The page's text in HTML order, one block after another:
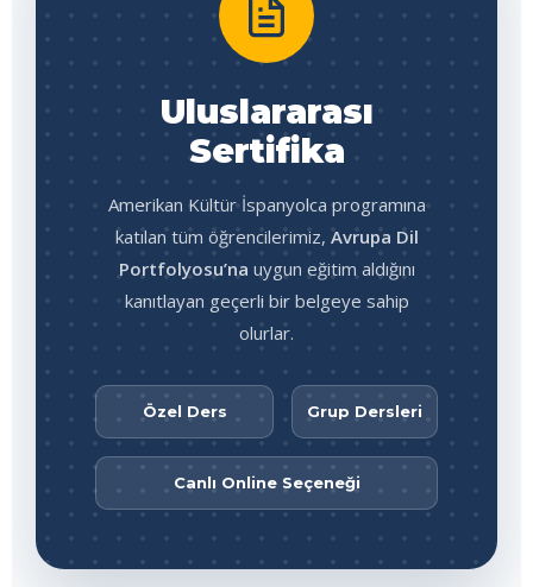
Uluslararası
Sertifika
Amerikan Kültür İspanyolca programına
katılan tüm öğrencilerimiz, Avrupa Dil
Portfolyosu’na uygun eğitim aldığını
kanıtlayan geçerli bir belgeye sahip
olurlar.
Özel Ders Grup Dersleri
Canlı Online Seçeneği